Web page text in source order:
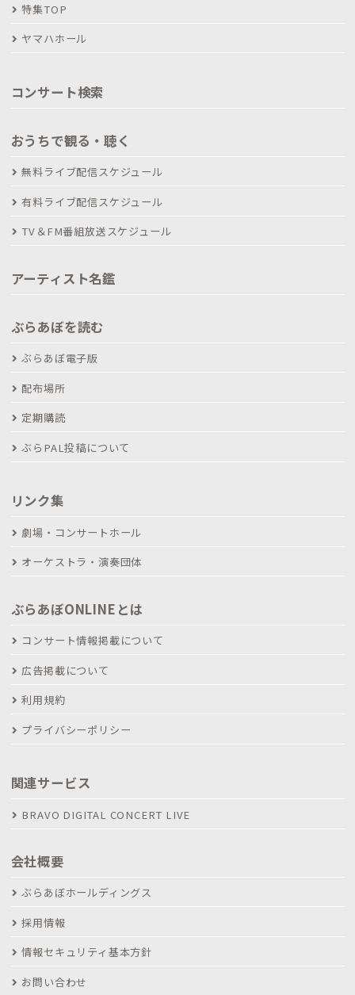
特集TOP
ヤマハホール
コンサート検索
おうちで観る・聴く
無料ライブ配信スケジュール
有料ライブ配信スケジュール
TV＆FM番組放送スケジュール
アーティスト名鑑
ぶらあぼを読む
ぶらあぼ電子版
配布場所
定期購読
ぶらPAL投稿について
リンク集
劇場・コンサートホール
オーケストラ・演奏団体
ぶらあぼONLINEとは
コンサート情報掲載について
広告掲載について
利用規約
プライバシーポリシー
関連サービス
BRAVO DIGITAL CONCERT LIVE
会社概要
ぶらあぼホールディングス
採用情報
情報セキュリティ基本方針
お問い合わせ